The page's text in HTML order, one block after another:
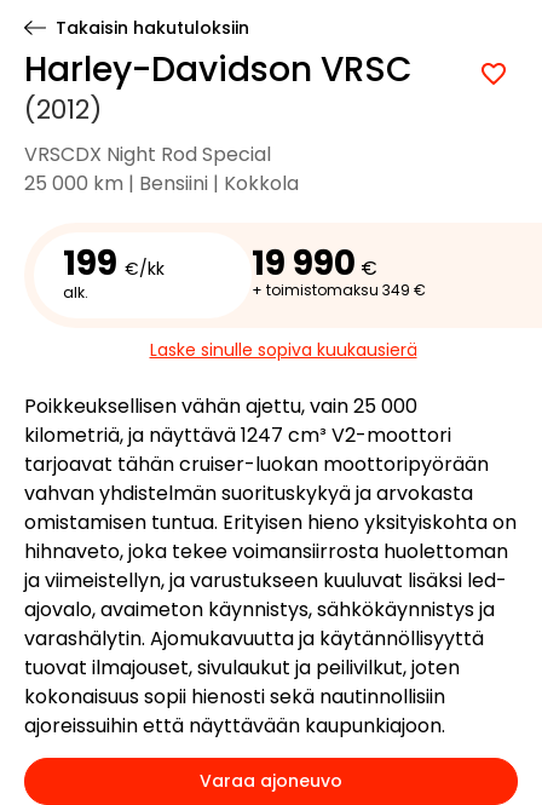
Takaisin hakutuloksiin
Harley-Davidson VRSC
(2012)
VRSCDX Night Rod Special
25 000 km | Bensiini | Kokkola
199 €/kk
alk.
19 990 €
+ toimistomaksu 349 €
Laske sinulle sopiva kuukausierä
Poikkeuksellisen vähän ajettu, vain 25 000
kilometriä, ja näyttävä 1247 cm³ V2-moottori
tarjoavat tähän cruiser-luokan moottoripyörään
vahvan yhdistelmän suorituskykyä ja arvokasta
omistamisen tuntua. Erityisen hieno yksityiskohta on
hihnaveto, joka tekee voimansiirrosta huolettoman
ja viimeistellyn, ja varustukseen kuuluvat lisäksi led-
ajovalo, avaimeton käynnistys, sähkökäynnistys ja
varashälytin. Ajomukavuutta ja käytännöllisyyttä
tuovat ilmajouset, sivulaukut ja peilivilkut, joten
kokonaisuus sopii hienosti sekä nautinnollisiin
ajoreissuihin että näyttävään kaupunkiajoon.
Varaa ajoneuvo